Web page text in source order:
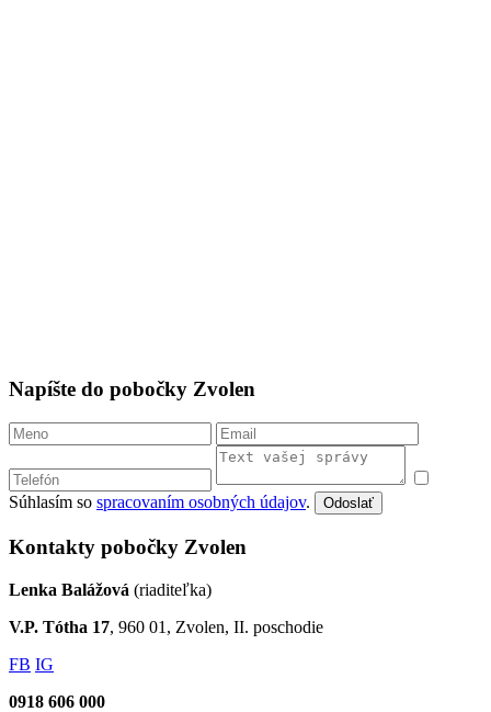
Napíšte do pobočky Zvolen
Súhlasím so spracovaním osobných údajov. Odoslať
Kontakty pobočky Zvolen
Lenka Balážová (riaditeľka)
V.P. Tótha 17, 960 01, Zvolen, II. poschodie
FB IG
0918 606 000